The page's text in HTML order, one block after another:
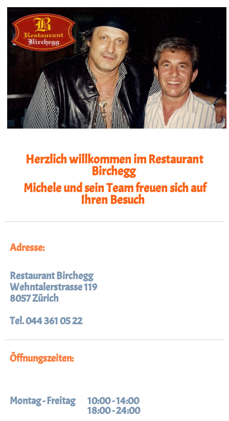
Herzlich willkommen im Restaurant
Birchegg
Michele und sein Team freuen sich auf
Ihren Besuch
Adresse:
Restaurant Birchegg
Wehntalerstrasse 119
8057 Zürich
Tel. 044 361 05 22
Öffnungszeiten:
Montag - Freitag 10:00 - 14:00
18:00 - 24:00